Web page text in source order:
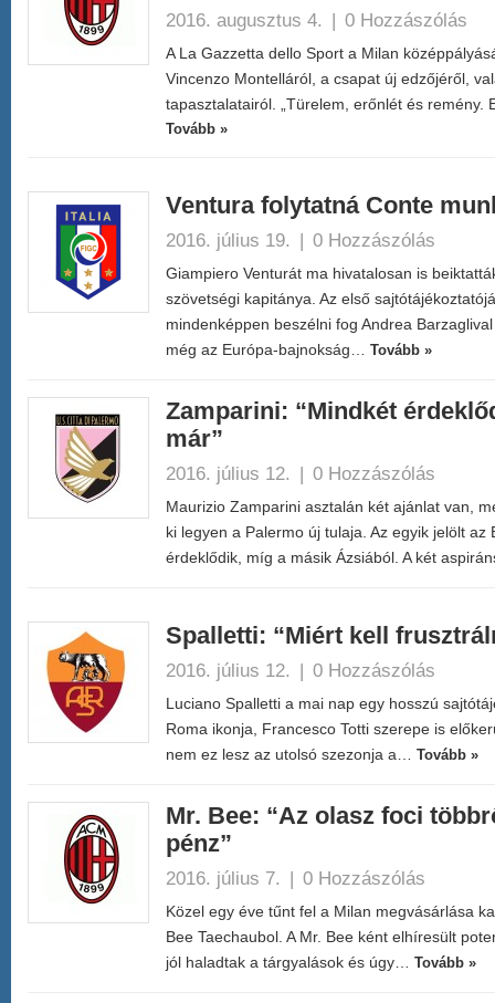
2016. augusztus 4. | 0 Hozzászólás
A La Gazzetta dello Sport a Milan
Vincenzo Montelláról, a csapat új edzőjéről,
tapasztalatairól. „Türelem, erőnlét és
Tovább »
Ventura folytatná Conte
2016. július 19. | 0 Hozzászólás
Giampiero Venturát ma hivatalosan is
szövetségi kapitánya. Az első
mindenképpen beszélni fog Andrea
még az Európa-bajnokság… Tovább »
Zamparini: “Mindkét
már”
2016. július 12. | 0 Hozzászólás
Maurizio Zamparini asztalán két ajánlat van,
ki legyen a Palermo új tulaja. Az egyik jelölt az
érdeklődik, míg a másik Ázsiából. A két
Spalletti: “Miért kell
2016. július 12. | 0 Hozzászólás
Luciano Spalletti a mai nap egy hosszú
Roma ikonja, Francesco Totti szerepe is
nem ez lesz az utolsó szezonja a… Tovább »
Mr. Bee: “Az olasz foci
pénz”
2016. július 7. | 0 Hozzászólás
Közel egy éve tűnt fel a Milan megvásárlása
Bee Taechaubol. A Mr. Bee ként elhíresült
jól haladtak a tárgyalások és úgy… Tovább »